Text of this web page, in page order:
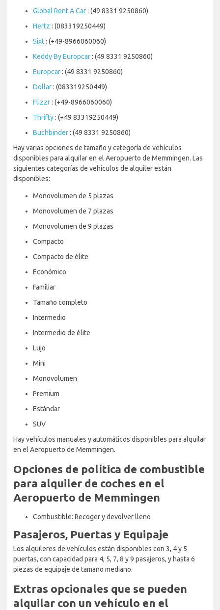
Global Rent A Car: (49 8331 9250860)
Hertz : (083319250449)
Sixt: (+49-8966060060)
Keddy By Europcar: (49 8331 9250860)
Europcar: (49 8331 9250860)
Dollar: (083319250449)
Flizzr: (+49-8966060060)
Thrifty: (+49 83319250449)
Buchbinder: (49 8331 9250860)
Hay varias opciones de tamaño y categoría de vehículos
disponibles para alquilar en el Aeropuerto de Memmingen. Las
siguientes categorías de vehículos de alquiler están
disponibles:
Monovolumen de 5 plazas
Monovolumen de 7 plazas
Monovolumen de 9 plazas
Compacto
Compacto de élite
Económico
Familiar
Tamaño completo
Intermedio
Intermedio de élite
Lujo
Mini
Monovolumen
Premium
Estándar
SUV
Hay vehículos manuales y automáticos disponibles para alquilar
en el Aeropuerto de Memmingen.
Opciones de política de combustible
para alquiler de coches en el
Aeropuerto de Memmingen
Combustible: Recoger y devolver lleno
Pasajeros, Puertas y Equipaje
Los alquileres de vehículos están disponibles con 3, 4 y 5
puertas, con capacidad para 4, 5, 7, 8 y 9 pasajeros, y hasta 6
piezas de equipaje de tamaño mediano.
Extras opcionales que se pueden
alquilar con un vehículo en el